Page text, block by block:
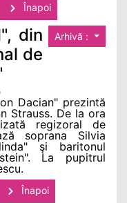
Înapoi
Arhivă :
din
de
Dacian" prezintă
Strauss. De la ora
regizoral de
soprana Silvia
şi baritonul
La pupitrul
Înapoi